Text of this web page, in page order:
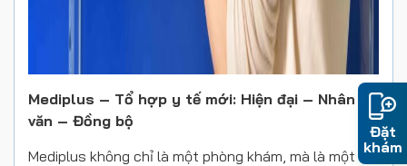
Mediplus – Tổ hợp y tế mới: Hiện đại – Nhân
văn – Đồng bộ
Mediplus không chỉ là một phòng khám, mà là một hệ
Đặt
khám